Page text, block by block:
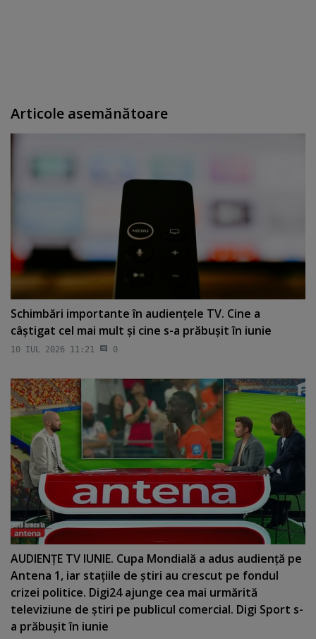
Articole asemănătoare
Schimbări importante în audienţele TV. Cine a
câştigat cel mai mult şi cine s-a prăbuşit în iunie
10 IUL 2026 11:21 0
AUDIENŢE TV IUNIE. Cupa Mondială a adus audienţă pe
Antena 1, iar staţiile de ştiri au crescut pe fondul
crizei politice. Digi24 ajunge cea mai urmărită
televiziune de ştiri pe publicul comercial. Digi Sport s-
a prăbuşit în iunie